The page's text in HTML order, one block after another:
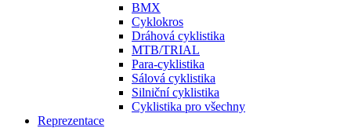
BMX
Cyklokros
Dráhová cyklistika
MTB/TRIAL
Para-cyklistika
Sálová cyklistika
Silniční cyklistika
Cyklistika pro všechny
Reprezentace